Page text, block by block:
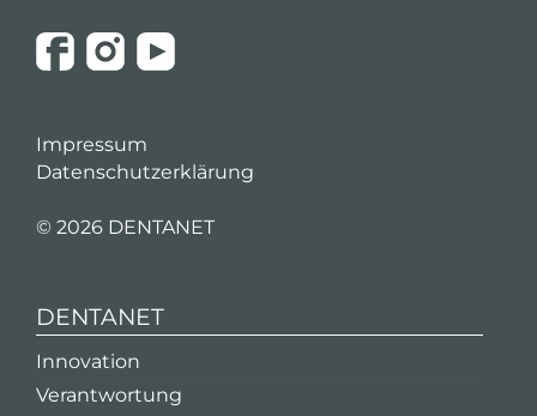
Impressum
Datenschutzerklärung
© 2026 DENTANET
DENTANET
Innovation
Verantwortung